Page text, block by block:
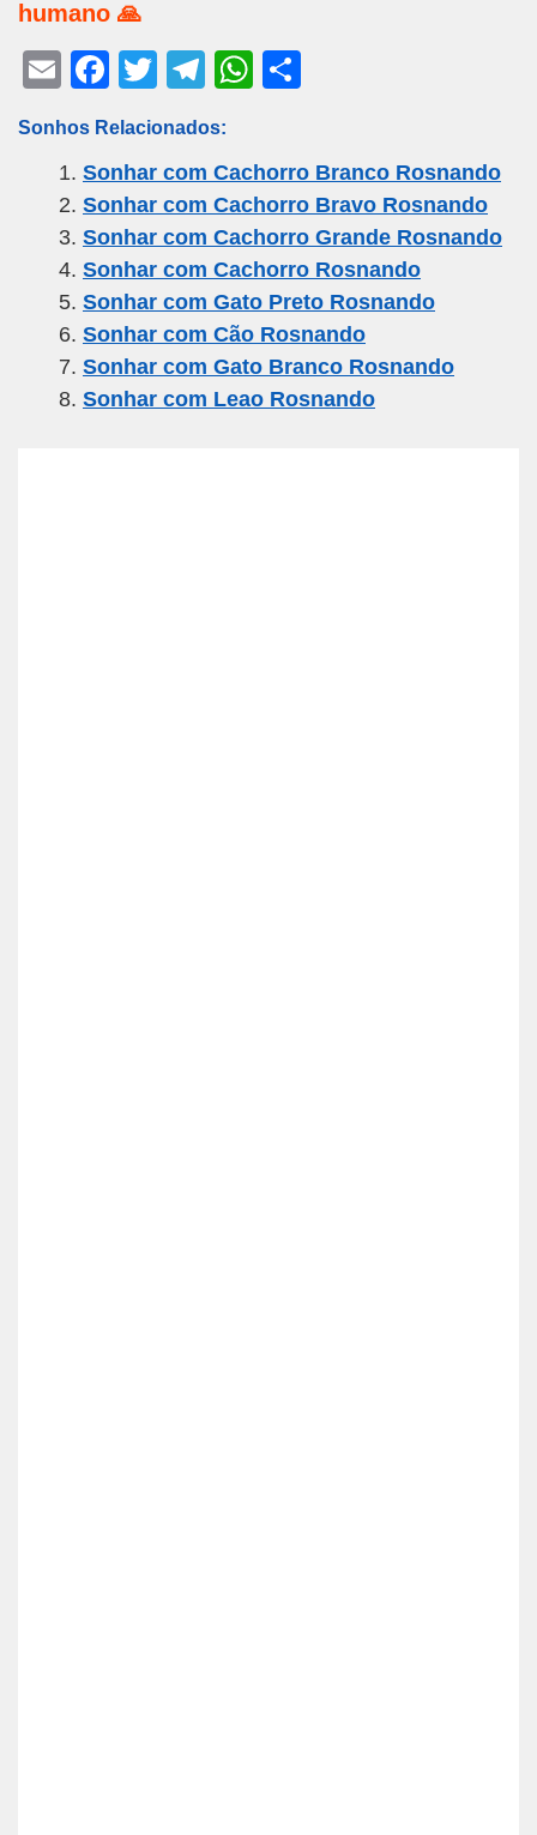
humano 🙏
E
ail
F
a
c
e
b
o
o
k
T
tt
er
T
e
gr
a
m
W
s
A
p
p
e
Sonhos Relacionados:
Sonhar com Cachorro Branco Rosnando
Sonhar com Cachorro Bravo Rosnando
Sonhar com Cachorro Grande Rosnando
Sonhar com Cachorro Rosnando
Sonhar com Gato Preto Rosnando
Sonhar com Cão Rosnando
Sonhar com Gato Branco Rosnando
Sonhar com Leao Rosnando